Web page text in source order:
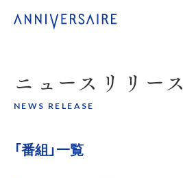
ニュース リリース
NEWS RELEASE
「番組」一覧